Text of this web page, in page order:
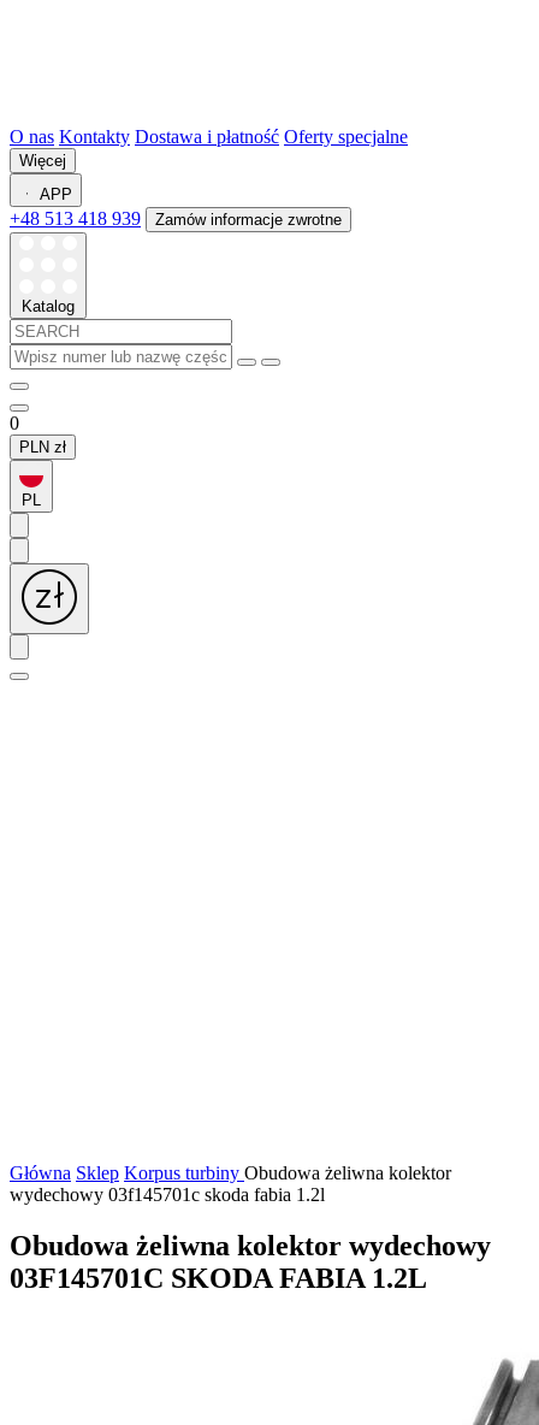
O nas Kontakty Dostawa i płatność Oferty specjalne
Więcej
APP
+48 513 418 939 Zamów informacje zwrotne
Katalog
0
PLN zł
PL
Główna Sklep Korpus turbiny Obudowa żeliwna kolektor
wydechowy 03f145701c skoda fabia 1.2l
Obudowa żeliwna kolektor wydechowy
03F145701C SKODA FABIA 1.2L